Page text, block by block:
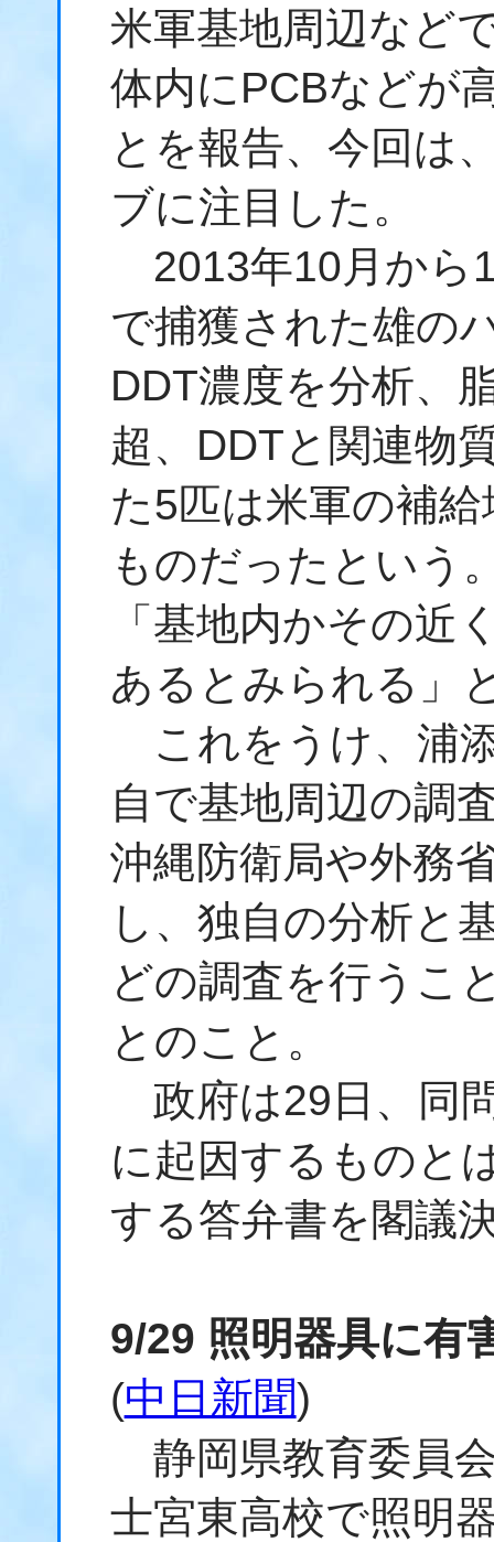
米軍基地周辺など
体内にPCBなどが
とを報告、今回は
ブに注目した。
2013年10月から
で捕獲された雄の
DDT濃度を分析、
超、DDTと関連物
た5匹は米軍の補
ものだったという
「基地内かその近
あるとみられる」
これをうけ、浦
自で基地周辺の調
沖縄防衛局や外務
し、独自の分析と
どの調査を行うこ
とのこと。
政府は29日、同
に起因するものと
する答弁書を閣議
9/29 照明器具に
(中日新聞)
静岡県教育委員
士宮東高校で照明